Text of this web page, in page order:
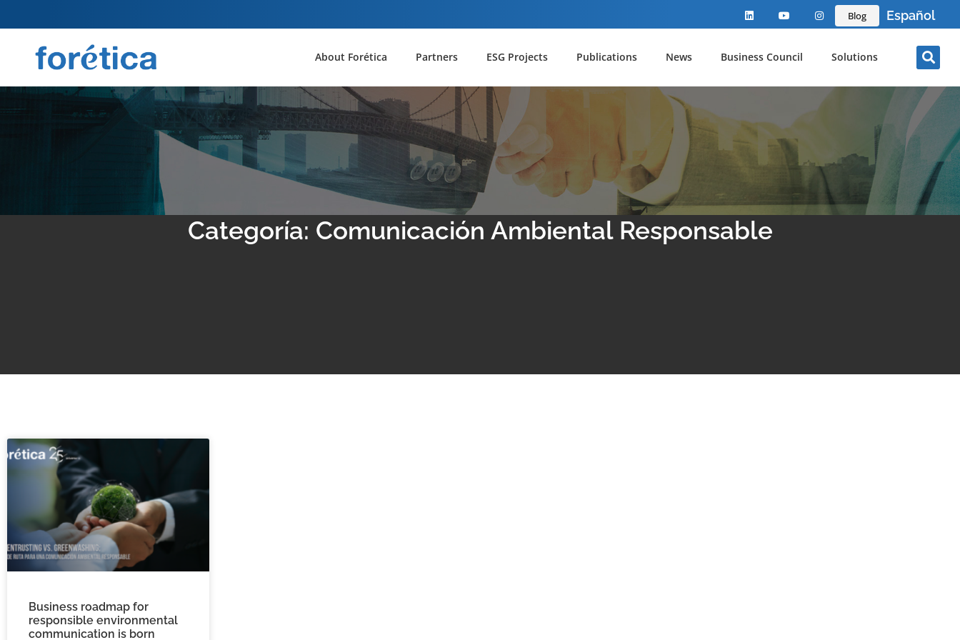
Blog Español
About Forética Partners ESG Projects Publications News Business Council Solutions
Categoría: Comunicación Ambiental Responsable
Business roadmap for
responsible environmental
communication is born